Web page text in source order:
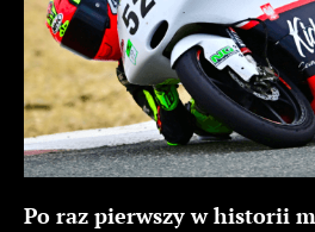
Po raz pierwszy w historii